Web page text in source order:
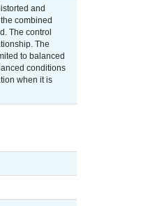
and
combined
The control
The
to balanced
conditions
when it is